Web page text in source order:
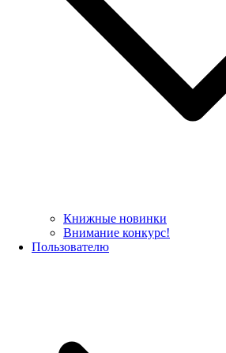
Книжные новинки
Внимание конкурс!
Пользователю